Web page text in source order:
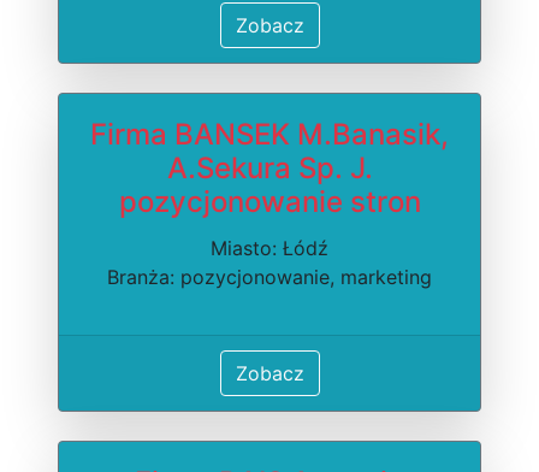
Zobacz
Firma BANSEK M.Banasik,
A.Sekura Sp. J.
pozycjonowanie stron
Miasto: Łódź
Branża: pozycjonowanie, marketing
Zobacz